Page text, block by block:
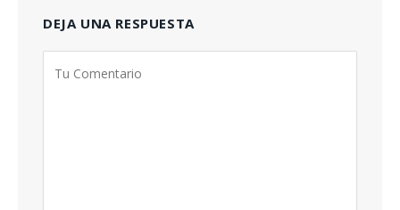
DEJA UNA RESPUESTA